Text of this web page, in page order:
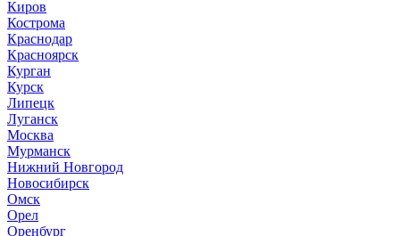
Киров
Кострома
Краснодар
Красноярск
Курган
Курск
Липецк
Луганск
Москва
Мурманск
Нижний Новгород
Новосибирск
Омск
Орел
Оренбург